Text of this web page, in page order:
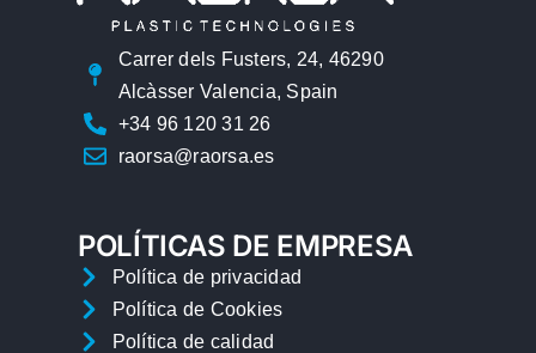
Carrer dels Fusters, 24, 46290
Alcàsser Valencia, Spain
+34 96 120 31 26
raorsa@raorsa.es
POLÍTICAS DE EMPRESA
Política de privacidad
Política de Cookies
Política de calidad